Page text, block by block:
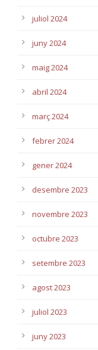
juliol 2024
juny 2024
maig 2024
abril 2024
març 2024
febrer 2024
gener 2024
desembre 2023
novembre 2023
octubre 2023
setembre 2023
agost 2023
juliol 2023
juny 2023